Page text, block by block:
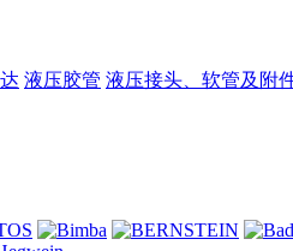
液压胶管 液压接头、软管及附